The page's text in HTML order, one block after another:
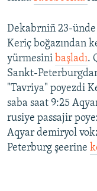
Dekabrniñ 23-
Keriç boğazından
yürmesini başladı.
Sankt-
"Tavriya" poyezdi
saba saat 9:25
rusiye passajir
Aqyar demiryol
Peterburg şeerine